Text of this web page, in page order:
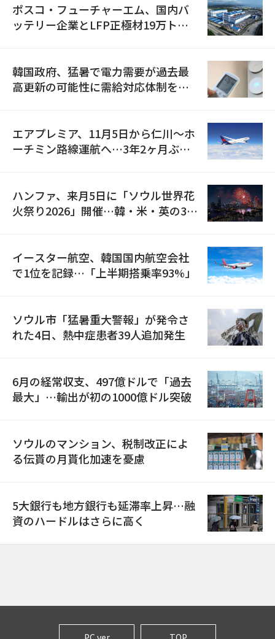
ポスコ・フューチャーエム、国内バ
ッテリー企業とLFP正極材19万トン
韓国政府、猛暑で電力需要が過去最
高更新の可能性に需給対応体制を点
エアプレミア、11月5日から仁川〜ホ
ーチミン路線運航へ…3年2ヶ月ぶり
ハンファ、来月5日に「ソウル世界花
火祭り2026」開催…韓・米・英の3カ
イースター航空、韓国国内航空会社
で1位を記録…「上半期搭乗率93%」
ソウル市「猛暑重大警報」が発令さ
れた4日、熱中症患者39人追加発生
6月の経常収支、497億ドルで「過去
最大」…輸出が初の1000億ドル突破
ソウルのマンション、税制改正によ
る伝貰の月貰化加速を憂慮
5大銀行も地方銀行も延滞率上昇…融
資のハードルはさらに高く